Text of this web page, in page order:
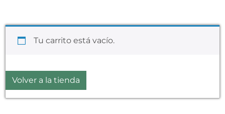
Tu carrito está vacío.
Volver a la tienda